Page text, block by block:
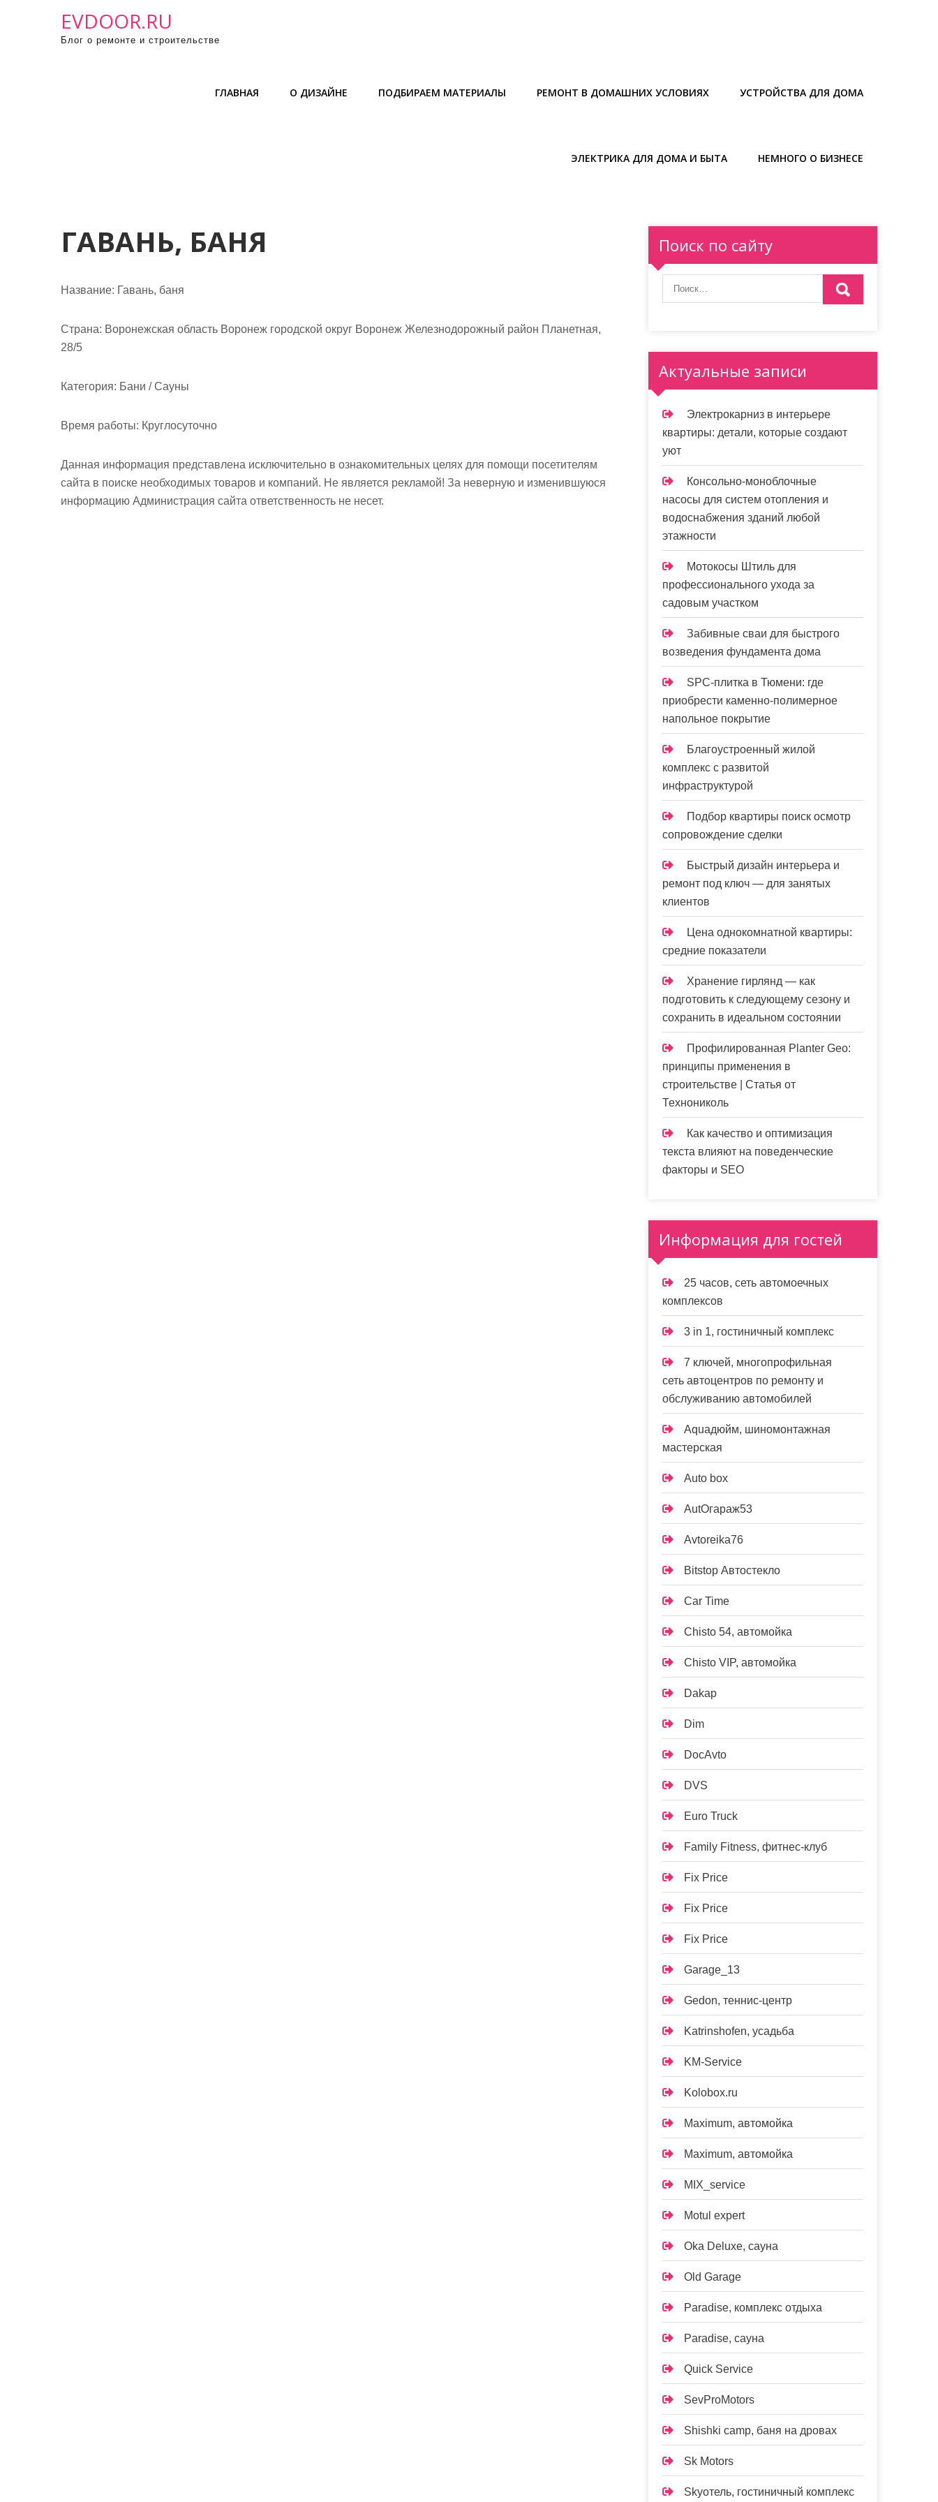
EVDOOR.RU
Блог о ремонте и строительстве
ГЛАВНАЯ О ДИЗАЙНЕ ПОДБИРАЕМ МАТЕРИАЛЫ РЕМОНТ В ДОМАШНИХ УСЛОВИЯХ УСТРОЙСТВА ДЛЯ ДОМА
ЭЛЕКТРИКА ДЛЯ ДОМА И БЫТА НЕМНОГО О БИЗНЕСЕ
ГАВАНЬ, БАНЯ
Название: Гавань, баня
Страна: Воронежская область Воронеж городской округ Воронеж Железнодорожный район Планетная,
28/5
Категория: Бани / Сауны
Время работы: Круглосуточно
Данная информация представлена исключительно в ознакомительных целях для помощи посетителям
сайта в поиске необходимых товаров и компаний. Не является рекламой! За неверную и изменившуюся
информацию Администрация сайта ответственность не несет.
Поиск по сайту
Актуальные записи
Электрокарниз в интерьере
квартиры: детали, которые создают
уют
Консольно-моноблочные
насосы для систем отопления и
водоснабжения зданий любой
этажности
Мотокосы Штиль для
профессионального ухода за
садовым участком
Забивные сваи для быстрого
возведения фундамента дома
SPC-плитка в Тюмени: где
приобрести каменно-полимерное
напольное покрытие
Благоустроенный жилой
комплекс с развитой
инфраструктурой
Подбор квартиры поиск осмотр
сопровождение сделки
Быстрый дизайн интерьера и
ремонт под ключ — для занятых
клиентов
Цена однокомнатной квартиры:
средние показатели
Хранение гирлянд — как
подготовить к следующему сезону и
сохранить в идеальном состоянии
Профилированная Planter Geo:
принципы применения в
строительстве | Статья от
Технониколь
Как качество и оптимизация
текста влияют на поведенческие
факторы и SEO
Информация для гостей
25 часов, сеть автомоечных
комплексов
3 in 1, гостиничный комплекс
7 ключей, многопрофильная
сеть автоцентров по ремонту и
обслуживанию автомобилей
Aquaдюйм, шиномонтажная
мастерская
Auto box
AutOгараж53
Avtoreika76
Bitstop Автостекло
Car Time
Chisto 54, автомойка
Chisto VIP, автомойка
Dakap
Dim
DocAvto
DVS
Euro Truck
Family Fitness, фитнес-клуб
Fix Price
Fix Price
Fix Price
Garage_13
Gedon, теннис-центр
Katrinshofen, усадьба
KM-Service
Kolobox.ru
Maximum, автомойка
Maximum, автомойка
MIX_service
Motul expert
Oka Deluxe, сауна
Old Garage
Paradise, комплекс отдыха
Paradise, сауна
Quick Service
SevProMotors
Shishki camp, баня на дровах
Sk Motors
Skyотель, гостиничный комплекс